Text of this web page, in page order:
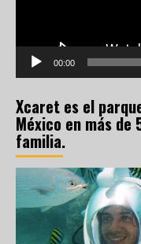
00:00
Xcaret es el
México en más
familia.